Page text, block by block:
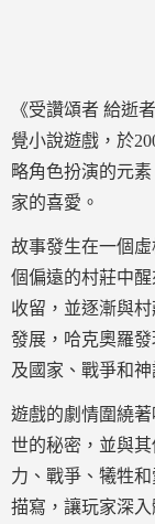
《受讚頌者 給逝
覺小說遊戲，於
略角色扮演的元
家的喜愛。
故事發生在一個
個偏遠的村莊中
收留，並逐漸與
發展，哈克奧羅
及國家、戰爭和
遊戲的劇情圍繞
世的秘密，並與
力、戰爭、犧牲
描寫，讓玩家深